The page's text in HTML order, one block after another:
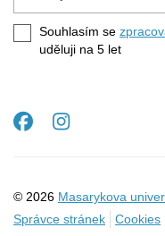
e-
mail
Souhlasím se
uděluji na 5 let
© 2026 Masarykova
Správce stránek
Cookies
Facebook